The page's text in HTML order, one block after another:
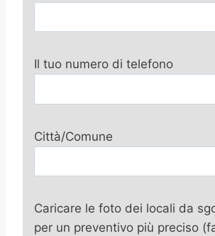
Il tuo numero di telefono
Città/Comune
Caricare le foto dei locali da
per un preventivo più preciso